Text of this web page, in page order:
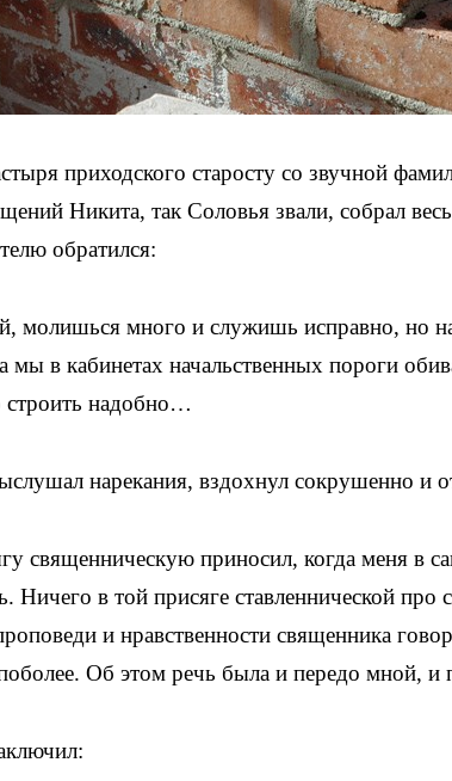
приходского старосту со звучной
Никита, так Соловья звали, собрал
обратился:
много и служишь исправно, но
мы в кабинетах начальственных пороги
строить надобно…
нарекания, вздохнул сокрушенно и
священническую приносил, когда меня в
Ничего в той присяге ставленнической
и нравственности священника
Об этом речь была и передо мной,